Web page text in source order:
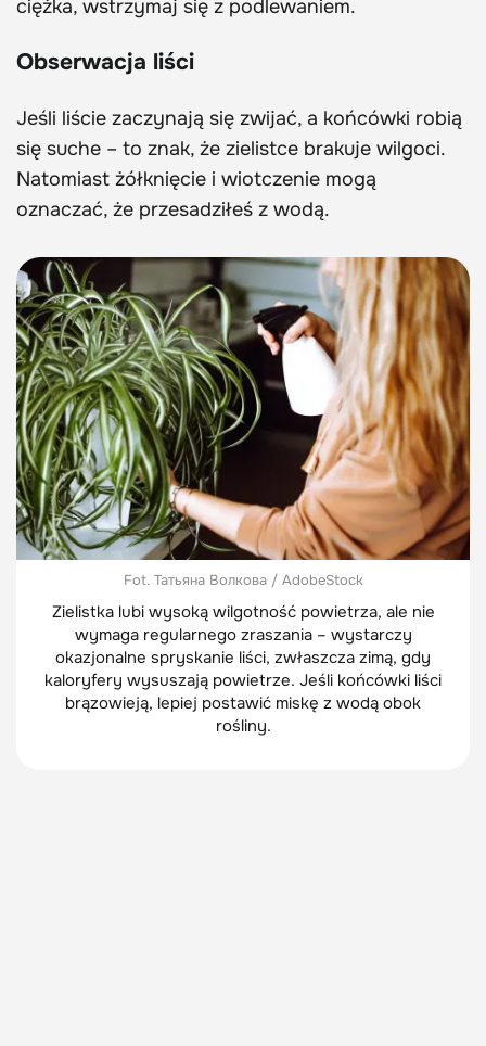
ciężka, wstrzymaj się z podlewaniem.
Obserwacja liści
Jeśli liście zaczynają się zwijać, a końcówki robią
się suche – to znak, że zielistce brakuje wilgoci.
Natomiast żółknięcie i wiotczenie mogą
oznaczać, że przesadziłeś z wodą.
Fot. Татьяна Волкова / AdobeStock
Zielistka lubi wysoką wilgotność powietrza, ale nie
wymaga regularnego zraszania – wystarczy
okazjonalne spryskanie liści, zwłaszcza zimą, gdy
kaloryfery wysuszają powietrze. Jeśli końcówki liści
brązowieją, lepiej postawić miskę z wodą obok
rośliny.